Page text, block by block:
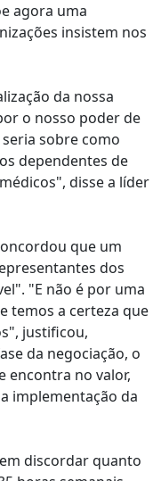
agora uma
insistem nos
da nossa
o nosso poder de
sobre como
dependentes de
disse a líder
que um
dos
"E não é por uma
temos a certeza que
justificou,
da negociação, o
encontra no valor,
implementação da
discordar quanto